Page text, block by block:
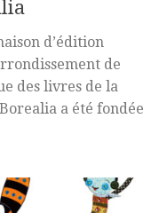
d’édition
de
des livres de la
a été fondée